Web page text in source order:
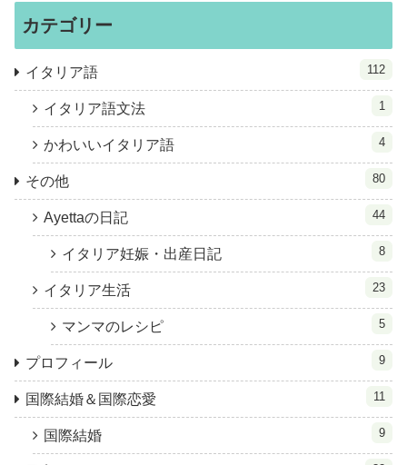
カテゴリー
イタリア語 112
イタリア語文法 1
かわいいイタリア語 4
その他 80
Ayettaの日記 44
イタリア妊娠・出産日記 8
イタリア生活 23
マンマのレシピ 5
プロフィール 9
国際結婚＆国際恋愛 11
国際結婚 9